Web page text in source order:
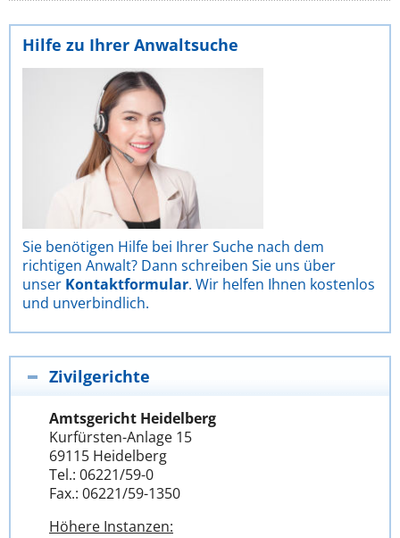
Hilfe zu Ihrer Anwaltsuche
Sie benötigen Hilfe bei Ihrer Suche nach dem
richtigen Anwalt? Dann schreiben Sie uns über
unser Kontaktformular. Wir helfen Ihnen kostenlos
und unverbindlich.
Zivilgerichte
Amtsgericht Heidelberg
Kurfürsten-Anlage 15
69115 Heidelberg
Tel.: 06221/59-0
Fax.: 06221/59-1350
Höhere Instanzen: